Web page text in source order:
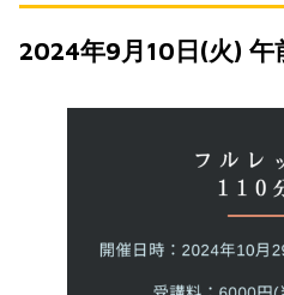
2024年9月10日(火) 午